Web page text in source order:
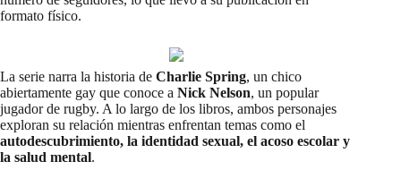
formato físico.
La serie narra la historia de Charlie Spring, un chico
abiertamente gay que conoce a Nick Nelson, un popular
jugador de rugby. A lo largo de los libros, ambos personajes
exploran su relación mientras enfrentan temas como el
autodescubrimiento, la identidad sexual, el acoso escolar y
la salud mental.